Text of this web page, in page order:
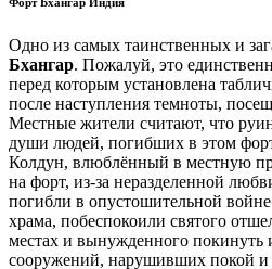
Одно из самых таинственных и
Бхангар. Пожалуй, это
перед которым установлена
после наступления темноты,
Местные жители считают, что
души людей, погибших в этом
Колдун, влюблённый в местную
на форт, из-за неразделенной
погибли в опустошительной
храма, побеспокоили святого
местах и вынужденного покинуть
сооружений, нарушивших покой и